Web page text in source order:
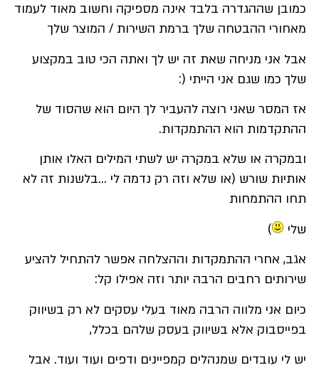
כמובן שההגדרה בלבד אינה מספיקה וחשוב מאוד לעמוד
מאחורי ההבטחה שלך ברמת השירות / המוצר שלך
אבל אני מניחה שאת זה יש לך ואתה הכי טוב במקצוע
שלך כמו שגם אני הייתי (:
אז המסר שאני רוצה להעביר לך היום הוא שהסוד של
ההתקדמות הוא ההתמקדות.
ובמקרה או שלא במקרה יש לשתי המילים האלו אותן
אותיות שורש (או שלא וזה רק נדמה לי …בלשנות זה לא
תחו ההתמחות
שלי
)
אגב, אחרי ההתמקדות וההצלחה אפשר להתחיל להציע
שירותים רחבים הרבה יותר וזה אפילו קל:
כיום אני מלווה הרבה מאוד בעלי עסקים לא רק בשיווק
בפייסבוק אלא בשיווק בעסק שלהם בכלל,
יש לי עובדים שמנהלים קמפיינים ודפים ועוד ועוד. אבל